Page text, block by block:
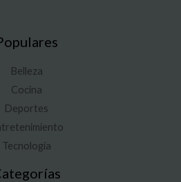
Belleza
Cocina
Deportes
Tecnología